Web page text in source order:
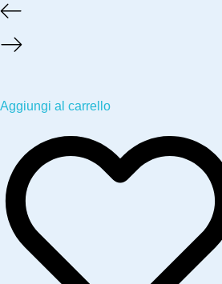
Aggiungi al carrello